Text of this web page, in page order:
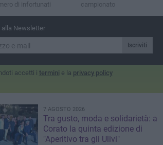
di infortunati
campionato
Newsletter
Iscriviti
accetti i termini e la privacy policy
7 AGOSTO 2026
Tra gusto, moda e solidarietà: a
Corato la quinta edizione di
"Aperitivo tra gli Ulivi"